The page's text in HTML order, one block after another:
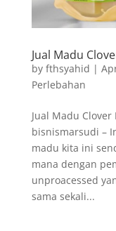
Jual Madu
by fthsyahid |
Perlebahan
Jual Madu Clover
bisnismarsudi –
madu kita ini
mana dengan
unproacessed
sama sekali...